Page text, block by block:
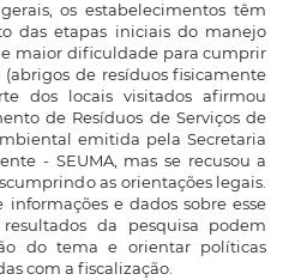
os estabelecimentos têm
das etapas iniciais do manejo
maior dificuldade para cumprir
de resíduos fisicamente
dos locais visitados afirmou
de Resíduos de Serviços de
emitida pela Secretaria
- SEUMA, mas se recusou a
as orientações legais.
e dados sobre esse
da pesquisa podem
do tema e orientar políticas
com a fiscalização.